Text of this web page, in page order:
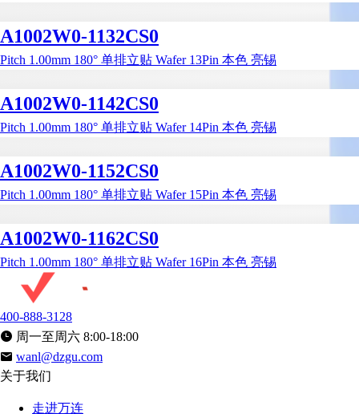
A1002W0-1132CS0
Pitch 1.00mm 180° 单排立贴 Wafer 13Pin 本色 亮锡
A1002W0-1142CS0
Pitch 1.00mm 180° 单排立贴 Wafer 14Pin 本色 亮锡
A1002W0-1152CS0
Pitch 1.00mm 180° 单排立贴 Wafer 15Pin 本色 亮锡
A1002W0-1162CS0
Pitch 1.00mm 180° 单排立贴 Wafer 16Pin 本色 亮锡
400-888-3128
周一至周六 8:00-18:00
wanl@dzgu.com
关于我们
走进万连